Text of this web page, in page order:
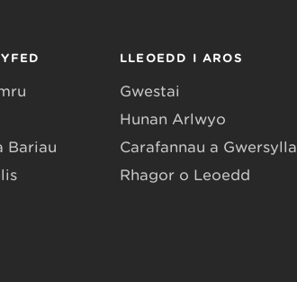
Bariau
LLEOEDD I AROS
Gwestai
Hunan Arlwyo
Carafannau a Gwersylla
Rhagor o Leoedd